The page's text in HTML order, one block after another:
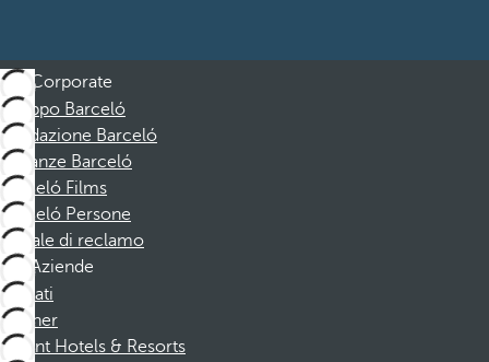
Corporate
Gruppo Barceló
Fondazione Barceló
Vacanze Barceló
Barceló Films
Barceló Persone
Canale di reclamo
Aziende
Affiliati
Partner
Dorint Hotels & Resorts